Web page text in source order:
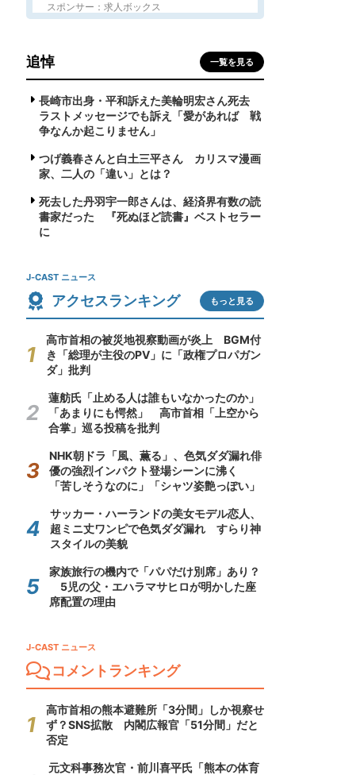
スポンサー：求人ボックス
追悼 一覧を見る
長崎市出身・平和訴えた美輪明宏さん死去
ラストメッセージでも訴え「愛があれば 戦
争なんか起こりません」
つげ義春さんと白土三平さん カリスマ漫画
家、二人の「違い」とは？
死去した丹羽宇一郎さんは、経済界有数の読
書家だった 『死ぬほど読書』ベストセラー
に
J-CAST ニュース
アクセスランキング もっと見る
高市首相の被災地視察動画が炎上 BGM付
き「総理が主役のPV」に「政権プロパガン
ダ」批判
蓮舫氏「止める人は誰もいなかったのか」
「あまりにも愕然」 高市首相「上空から
合掌」巡る投稿を批判
NHK朝ドラ「風、薫る」、色気ダダ漏れ俳
優の強烈インパクト登場シーンに沸く
「苦しそうなのに」「シャツ姿艶っぽい」
サッカー・ハーランドの美女モデル恋人、
超ミニ丈ワンピで色気ダダ漏れ すらり神
スタイルの美貌
家族旅行の機内で「パパだけ別席」あり？
5児の父・エハラマサヒロが明かした座
席配置の理由
J-CAST ニュース
コメントランキング
高市首相の熊本避難所「3分間」しか視察せ
ず？SNS拡散 内閣広報官「51分間」だと
否定
元文科事務次官・前川喜平氏「熊本の体育